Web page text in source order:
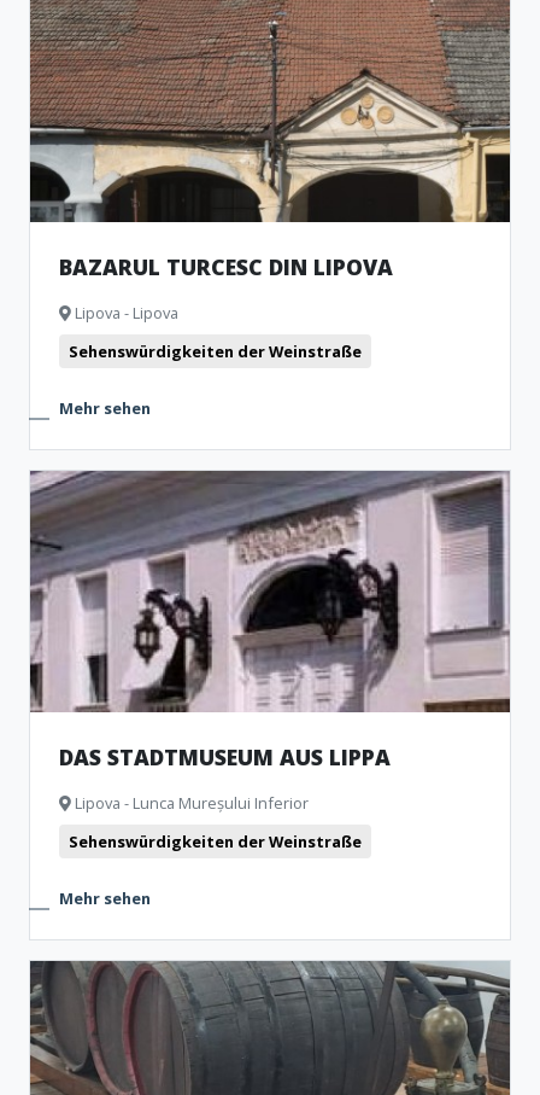
BAZARUL TURCESC DIN LIPOVA
Lipova - Lipova
Sehenswürdigkeiten der Weinstraße
Mehr sehen
DAS STADTMUSEUM AUS LIPPA
Lipova - Lunca Mureșului Inferior
Sehenswürdigkeiten der Weinstraße
Mehr sehen